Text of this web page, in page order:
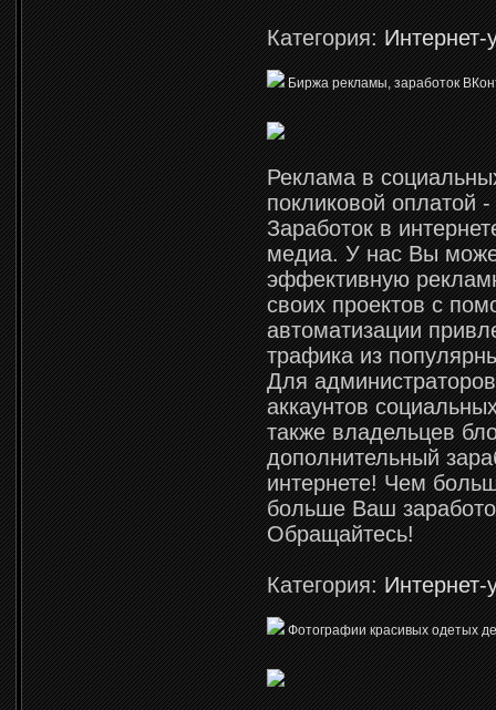
Категория:Интернет-
Биржа рекламы, заработок
Реклама в
покликовой оплатой
Заработок в
медиа. У нас Вы
эффективную
своих проектов с
автоматизации
трафика из
Для
аккаунтов
также владельцев
дополнительный
интернете! Чем
больше Ваш
Обращайтесь!
Категория:Интернет-
Фотографии красивых одетых